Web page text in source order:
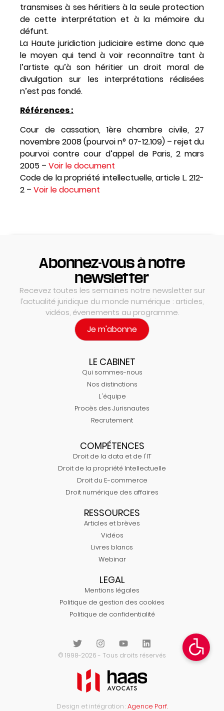
transmises à ses héritiers à la seule protection
de cette interprétation et à la mémoire du
défunt.
La Haute juridiction judiciaire estime donc que
le moyen qui tend à voir reconnaître tant à
l’artiste qu’à son héritier un droit moral de
divulgation sur les interprétations réalisées
n’est pas fondé.
Références :
Cour de cassation, 1ère chambre civile, 27
novembre 2008 (pourvoi n° 07-12.109) – rejet du
pourvoi contre cour d’appel de Paris, 2 mars
2005 – Voir le document
Code de la propriété intellectuelle, article L. 212-
2 – Voir le document
Abonnez-vous à notre
newsletter
Recevez toutes les semaines notre newsletter sur
l’actualité juridique du monde numérique : articles,
vidéos, évenements au programme.
Je m'abonne
LE CABINET
Qui sommes-nous
Nos distinctions
L'équipe
Procès des Jurisnautes
Recrutement
COMPÉTENCES
Droit de la data et de l'IT
Droit de la propriété Intellectuelle
Droit du E-commerce
Droit numérique des affaires
RESSOURCES
Articles et brèves
Vidéos
Livres blancs
Webinar
LEGAL
Mentions légales
Politique de gestion des cookies
Politique de confidentialité
© 1998-2026 - Tous droits réservés
Design et intégration :Agence Parf.